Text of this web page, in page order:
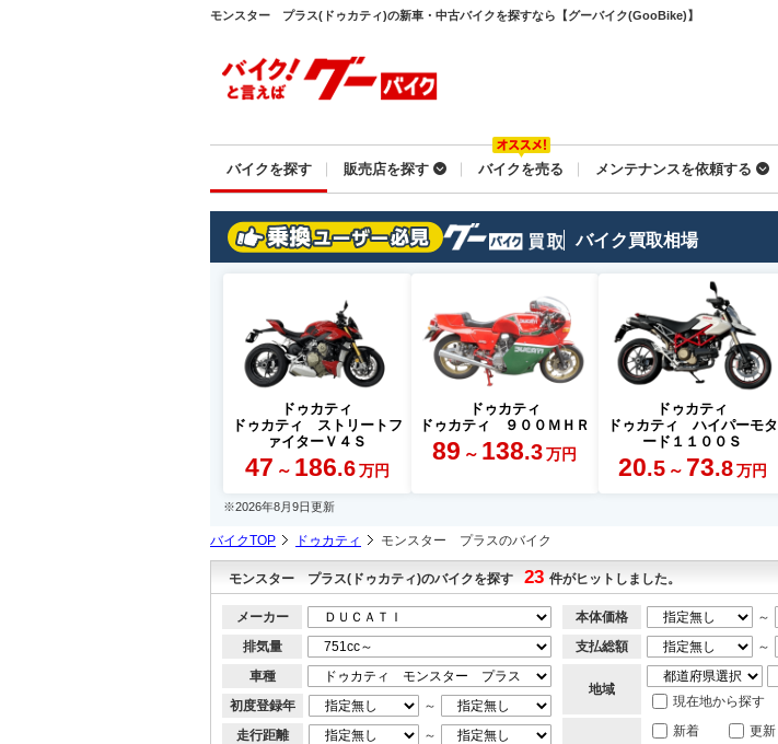
モンスター プラス(ドゥカティ)の新車・中古バイクを探すなら【グーバイク(GooBike)】
バイクを探す 販売店を探す バイクを売る メンテナンスを依頼する
バイク買取相場
ドゥカティ
ドゥカティ ストリートフ
ァイターＶ４Ｓ
47 ～ 186.6 万円
ドゥカティ
ドゥカティ ９００ＭＨＲ
89 ～ 138.3 万円
ドゥカティ
ドゥカティ ハイパーモタ
ード１１００Ｓ
20.5 ～ 73.8 万円
※2026年8月9日更新
バイクTOP ドゥカティ モンスター プラスのバイク
モンスター プラス(ドゥカティ)のバイクを探す 23 件がヒットしました。
メーカー
排気量
車種
初度登録年
～
走行距離
～
本体価格 ～
支払総額
～
地域
現在地から探す
新着 更新